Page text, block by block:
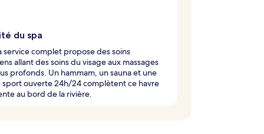
du spa
service complet propose des soins
allant des soins du visage aux massages
profonds. Un hammam, un sauna et une
sport ouverte 24h/24 complètent ce havre
au bord de la rivière.